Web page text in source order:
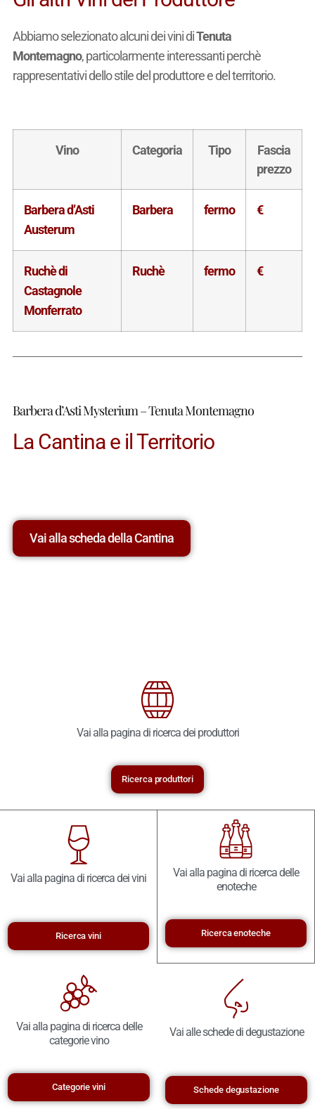
Abbiamo selezionato alcuni dei vini diTenuta
Montemagno, particolarmente interessanti perchè
rappresentativi dello stile del produttore e del territorio.
Vino Categoria Tipo
Fascia
prezzo
Barbera d’Asti
Austerum
Barbera fermo €
Ruchè di
Castagnole
Monferrato
Ruchè fermo €
Barbera d’Asti Mysterium – Tenuta Montemagno
La Cantina e il Territorio
Vai alla scheda della Cantina
Vai alla pagina di ricerca dei produttori
Ricerca produttori
Vai alla pagina di ricerca dei vini
Ricerca vini
Vai alla pagina di ricerca delle
enoteche
Ricerca enoteche
Vai alla pagina di ricerca delle
categorie vino
Categorie vini
Vai alle schede di degustazione
Schede degustazione